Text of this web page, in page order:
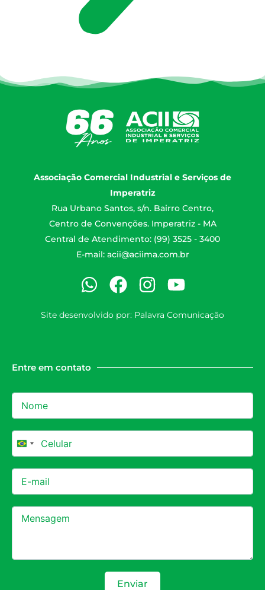
Associação Comercial Industrial e Serviços de
Imperatriz
Rua Urbano Santos, s/n. Bairro Centro,
Centro de Convenções. Imperatriz - MA
Central de Atendimento: (99) 3525 - 3400
E-mail: acii@aciima.com.br
Site desenvolvido por: Palavra Comunicação
Entre em contato
Brazil +55
Enviar